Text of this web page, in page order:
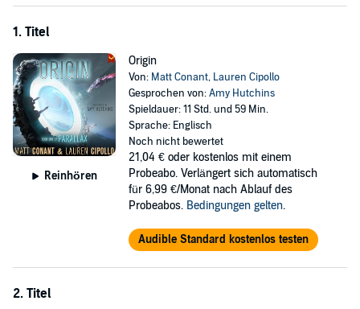
heroes in the struggle against the very architects of the Terran race.
From debut authors Matt Conant and Lauren Cipollo, the
Parallax series will transport you to a universe teeming with
adventure, where ordinary individuals become beacons of hope
in the face of oppression.
©2024, 2025 Aethon Books (P)2025 Aethon Audio
1. Titel
Reinhören
Origin
Von: Matt Conant, Lauren Cipollo
Gesprochen von:Amy Hutchins
Spieldauer: 11 Std. und 59 Min.
Sprache: Englisch
Noch nicht bewertet
21,04 € oder kostenlos mit einem
Probeabo. Verlängert sich automatisch
für 6,99 €/Monat nach Ablauf des
Probeabos. Bedingungen gelten.
Audible Standard kostenlos testen
2. Titel